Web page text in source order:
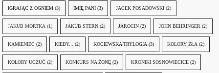
IGRAJĄC Z OGNIEM (3) IMIĘ PANI (3) JACEK POSADOWSKI (2)
JAKUB MORTKA (1) JAKUB STERN (2) JAROCIN (2) JOHN BEHRINGER (2)
KAMIENIEC (2) KIEDY... (2) KOCIEWSKA TRYLOGIA (3) KOLORY ZŁA (2)
KOLORY UCZUĆ (2) KONKURS NA ŻONĘ (2) KRONIKI SOSNOWIECKIE (2)